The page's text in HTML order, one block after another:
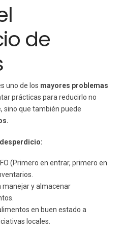
de
uno de los mayores problemas
prácticas para reducirlo no
sino que también puede
(Primero en entrar, primero en
manejar y almacenar
en buen estado a
locales.